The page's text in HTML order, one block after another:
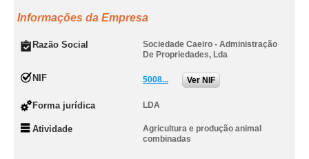
Informações da Empresa
Razão Social
Sociedade Caeiro - Administração
De Propriedades, Lda
NIF 5008... Ver NIF
Forma jurídica LDA
Atividade
Agricultura e produção animal
combinadas